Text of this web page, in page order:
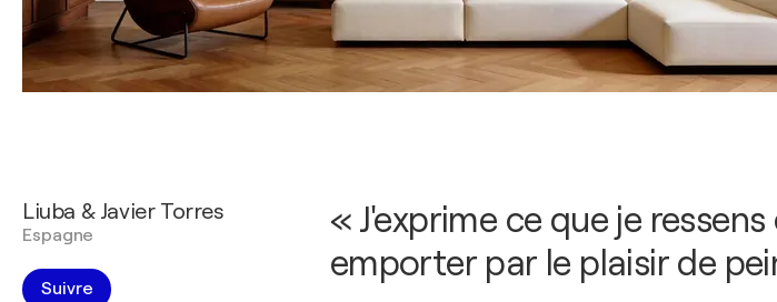
Liuba & Javier Torres
Espagne
Suivre
« J'exprime ce que je
emporter par le plaisir de